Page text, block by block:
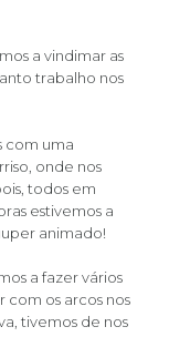
a vindimar as
trabalho nos
com uma
onde nos
todos em
estivemos a
animado!
a fazer vários
com os arcos nos
tivemos de nos